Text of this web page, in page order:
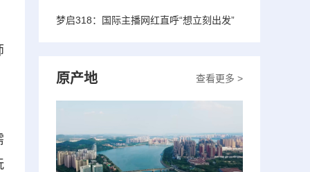
梦启318：国际主播网红直呼“想立刻出发”
查看更多 >
原产地